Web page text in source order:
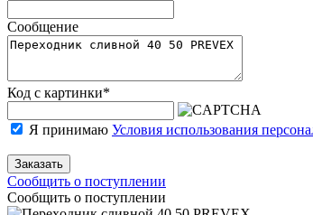
Сообщение
Код с картинки*
Я принимаю Условия использования
Заказать
Сообщить о поступлении
Сообщить о поступлении